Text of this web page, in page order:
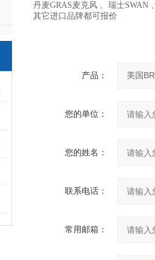
丹麦GRAS麦克风 、瑞士SWAN
其它进口品牌都可报价
产品：
您的单位：
您的姓名：
联系电话：
常用邮箱：